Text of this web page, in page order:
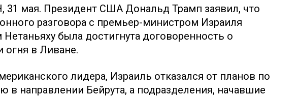
мая. Президент США Дональд Трамп заявил, что
разговора с премьер-министром Израиля
была достигнута договоренность о
огня в Ливане.
лидера, Израиль отказался от планов по
в направлении Бейрута, а подразделения, начавшие